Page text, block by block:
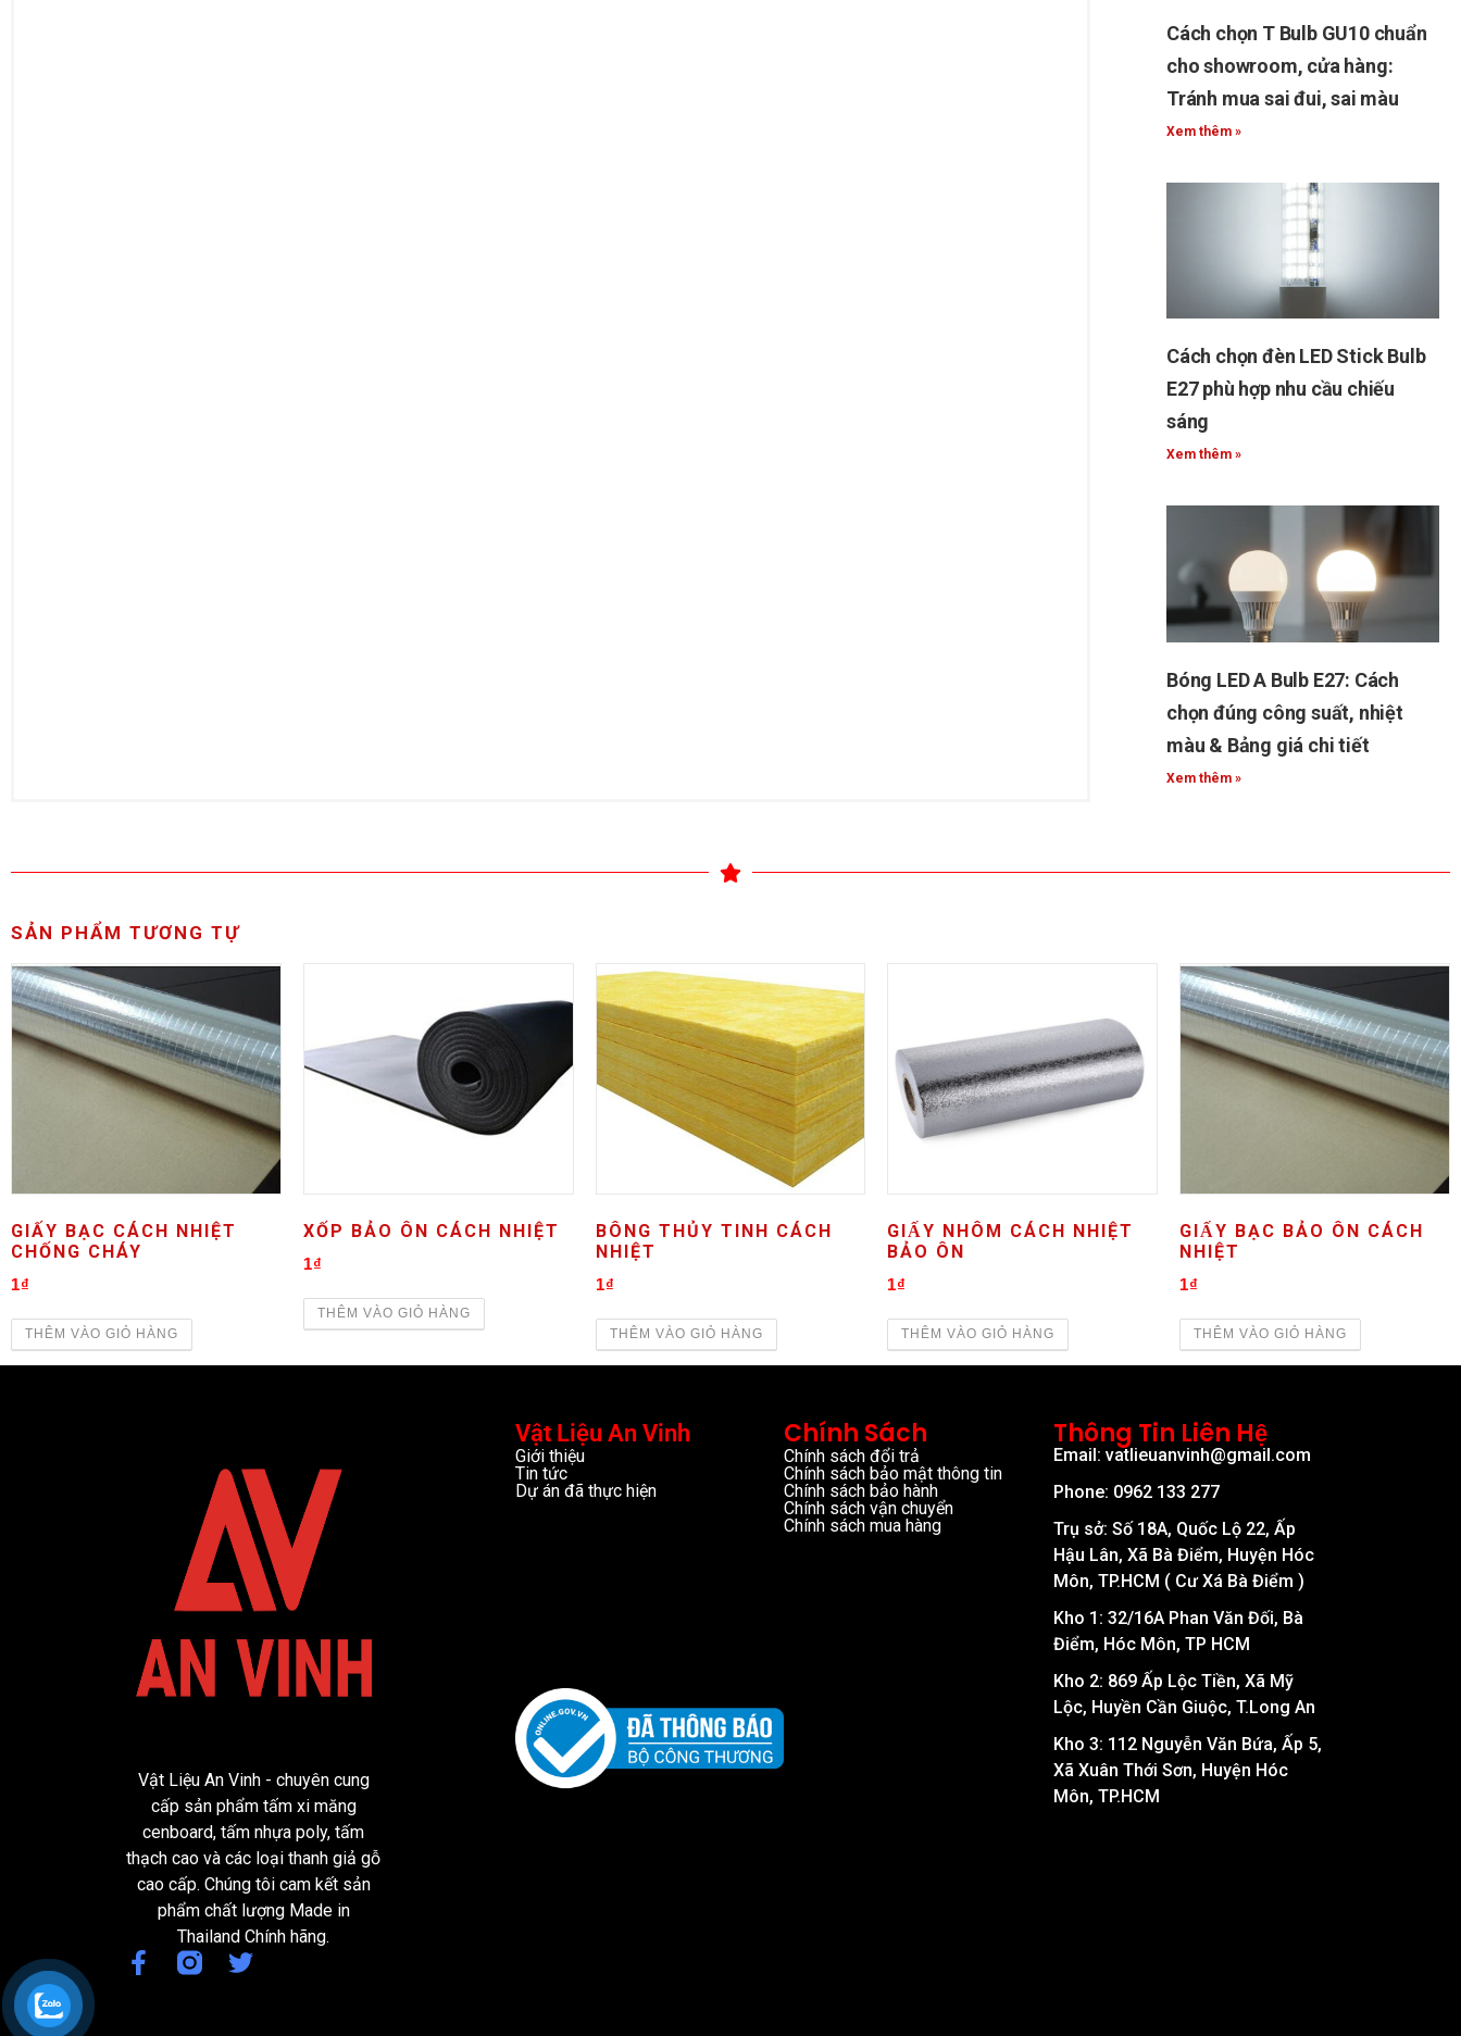
Cách chọn T Bulb GU10 chuẩn
cho showroom, cửa hàng:
Tránh mua sai đui, sai màu
Xem thêm »
Cách chọn đèn LED Stick Bulb
E27 phù hợp nhu cầu chiếu
sáng
Xem thêm »
Bóng LED A Bulb E27: Cách
chọn đúng công suất, nhiệt
màu & Bảng giá chi tiết
Xem thêm »
SẢN PHẨM TƯƠNG TỰ
GIẤY BẠC CÁCH NHIỆT
CHỐNG CHÁY
1₫
THÊM VÀO GIỎ HÀNG
XỐP BẢO ÔN CÁCH NHIỆT
1₫
THÊM VÀO GIỎ HÀNG
BÔNG THỦY TINH CÁCH
NHIỆT
1₫
THÊM VÀO GIỎ HÀNG
GIẤY NHÔM CÁCH NHIỆT
BẢO ÔN
1₫
THÊM VÀO GIỎ HÀNG
GIẤY BẠC BẢO ÔN CÁCH
NHIỆT
1₫
THÊM VÀO GIỎ HÀNG
Vật Liệu An Vinh - chuyên cung
cấp sản phẩm tấm xi măng
cenboard, tấm nhựa poly, tấm
thạch cao và các loại thanh giả gỗ
cao cấp. Chúng tôi cam kết sản
phẩm chất lượng Made in
Thailand Chính hãng.
Vật Liệu An Vinh
Giới thiệu
Tin tức
Dự án đã thực hiện
Chính Sách
Chính sách đổi trả
Chính sách bảo mật thông tin
Chính sách bảo hành
Chính sách vận chuyển
Chính sách mua hàng
Thông Tin Liên Hệ
Email: vatlieuanvinh@gmail.com
Phone: 0962 133 277
Trụ sở: Số 18A, Quốc Lộ 22, Ấp
Hậu Lân, Xã Bà Điểm, Huyện Hóc
Môn, TP.HCM ( Cư Xá Bà Điểm )
Kho 1: 32/16A Phan Văn Đối, Bà
Điểm, Hóc Môn, TP HCM
Kho 2: 869 Ấp Lộc Tiền, Xã Mỹ
Lộc, Huyền Cần Giuộc, T.Long An
Kho 3: 112 Nguyễn Văn Bứa, Ấp 5,
Xã Xuân Thới Sơn, Huyện Hóc
Môn, TP.HCM